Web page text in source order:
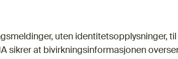
uten identitetsopplysninger, til
sikrer at bivirkningsinformasjonen